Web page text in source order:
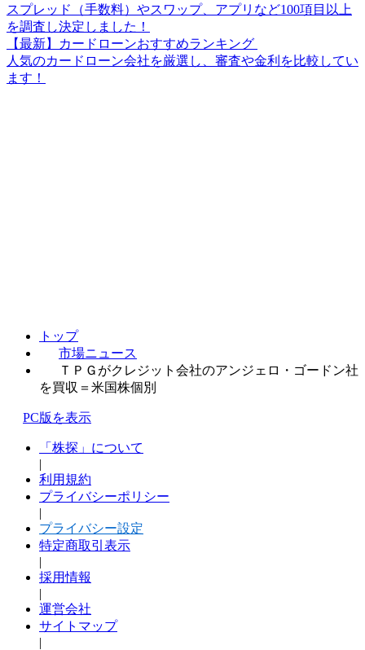
スプレッド（手数料）やスワップ、アプリなど100項目以上
を調査し決定しました！
【最新】カードローンおすすめランキング
人気のカードローン会社を厳選し、審査や金利を比較してい
ます！
トップ
市場ニュース
ＴＰＧがクレジット会社のアンジェロ・ゴードン社
を買収＝米国株個別
PC版を表示
「株探」について
|
利用規約
プライバシーポリシー
|
プライバシー設定
特定商取引表示
|
採用情報
|
運営会社
サイトマップ
|